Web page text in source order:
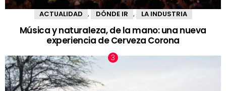
ACTUALIDAD , DÓNDE IR , LA INDUSTRIA
Música y naturaleza, de la mano: una nueva
experiencia de Cerveza Corona